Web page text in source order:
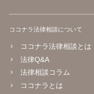
ココナラ法律相談について
ココナラ法律相談とは
法律Q&A
法律相談コラム
ココナラとは